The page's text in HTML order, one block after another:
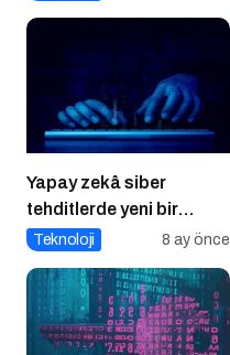
Yapay zekâ siber
tehditlerde yeni bir
dönemi başlatıyor
Teknoloji 8 ay önce